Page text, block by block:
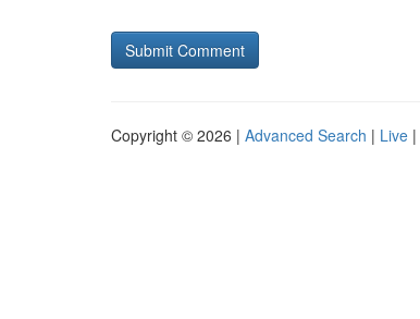
Copyright © 2026 | Advanced Search | Live |